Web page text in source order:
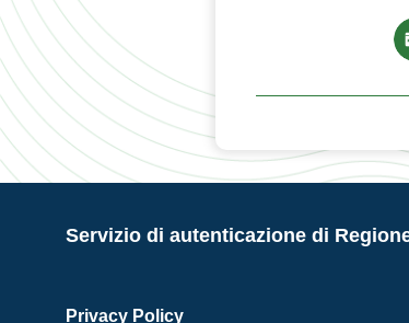
Servizio di autenticazione di
Privacy Policy